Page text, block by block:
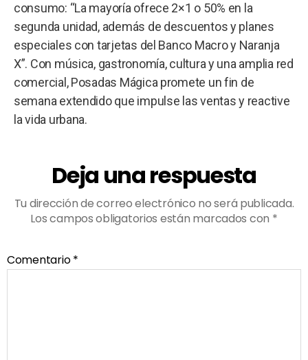
consumo: “La mayoría ofrece 2×1 o 50% en la
segunda unidad, además de descuentos y planes
especiales con tarjetas del Banco Macro y Naranja
X”. Con música, gastronomía, cultura y una amplia red
comercial, Posadas Mágica promete un fin de
semana extendido que impulse las ventas y reactive
la vida urbana.
Deja una respuesta
Tu dirección de correo electrónico no será publicada.
Los campos obligatorios están marcados con *
Comentario*